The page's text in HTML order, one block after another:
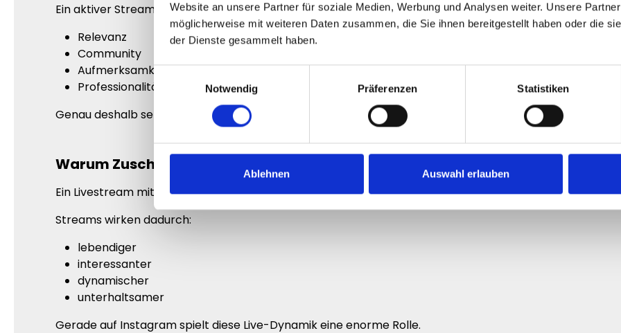
Website an unsere Partner für soziale Medien, Werbung und Analysen weiter. Unsere
möglicherweise mit weiteren Daten zusammen, die Sie ihnen bereitgestellt haben oder die
der Dienste gesammelt haben.
Einwilligungsauswahl
Notwendig
Präferenzen Statistiken
Ablehnen Auswahl erlauben
Ein aktiver Stream vermittelt sofort:
Relevanz
Community
Aufmerksamkeit
Professionalität
Genau deshalb setzen viele erfolgreiche Accounts gezielt auf starke Live-Präsenz.
Warum Zuschauerzahlen die Stimmung eines Lives verändern
Ein Livestream mit aktiven Zuschauern erzeugt automatisch eine komplett andere Atmosphäre.
Streams wirken dadurch:
lebendiger
interessanter
dynamischer
unterhaltsamer
Gerade auf Instagram spielt diese Live-Dynamik eine enorme Rolle.